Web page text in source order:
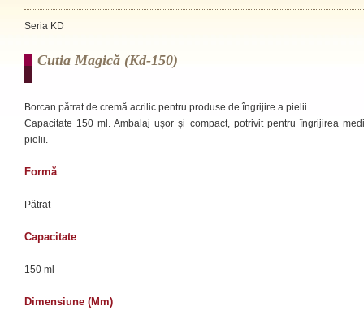
Seria KD
Cutia Magică (kd-150)
Borcan pătrat de cremă acrilic pentru produse de îngrijire a pielii.
Capacitate 150 ml. Ambalaj ușor și compact, potrivit pentru îngrijirea
pielii.
Formă
Pătrat
Capacitate
150 ml
Dimensiune (mm)